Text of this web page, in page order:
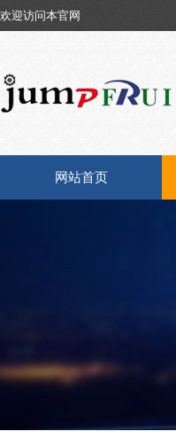
欢迎访问本官网
网站首页